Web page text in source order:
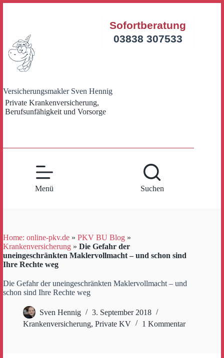
Versicherungsmakler Sven Hennig
Private Krankenversicherung,
Berufsunfähigkeit und Vorsorge
Sofortberatung
03838 307533
Menü Suchen
Home: online-pkv.de » PKV BU Blog »
Krankenversicherung » Die Gefahr der
uneingeschränkten Maklervollmacht – und schon sind
Ihre Rechte weg
Die Gefahr der uneingeschränkten Maklervollmacht – und
schon sind Ihre Rechte weg
Sven Hennig
3. September 2018
Krankenversicherung, Private KV 1 Kommentar